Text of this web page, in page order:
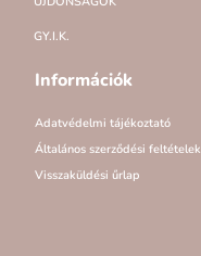
GY.I.K.
Információk
Adatvédelmi tájékoztató
Általános szerződési feltételek
Visszaküldési űrlap